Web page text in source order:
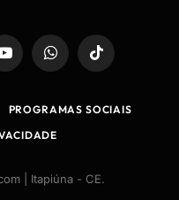
YouTubeWhatsAppTikTok
PROGRAMAS SOCIAIS
| Itapiúna - CE.